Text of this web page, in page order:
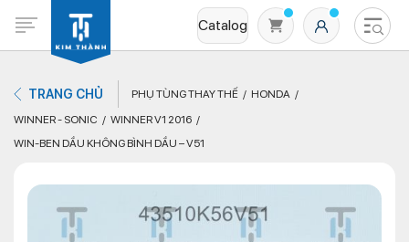
Catalog
TRANG CHỦ PHỤ TÙNG THAY THẾ
HONDA
WINNER - SONIC
WINNER V1 2016
WIN-BEN DẦU KHÔNG BÌNH DẦU – V51